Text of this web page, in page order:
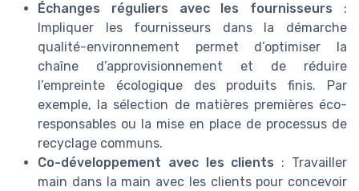
Échanges réguliers avec les fournisseurs :
Impliquer les fournisseurs dans la démarche
qualité-environnement permet d’optimiser la
chaîne d’approvisionnement et de réduire
l’empreinte écologique des produits finis. Par
exemple, la sélection de matières premières éco-
responsables ou la mise en place de processus de
recyclage communs.
Co-développement avec les clients : Travailler
main dans la main avec les clients pour concevoir